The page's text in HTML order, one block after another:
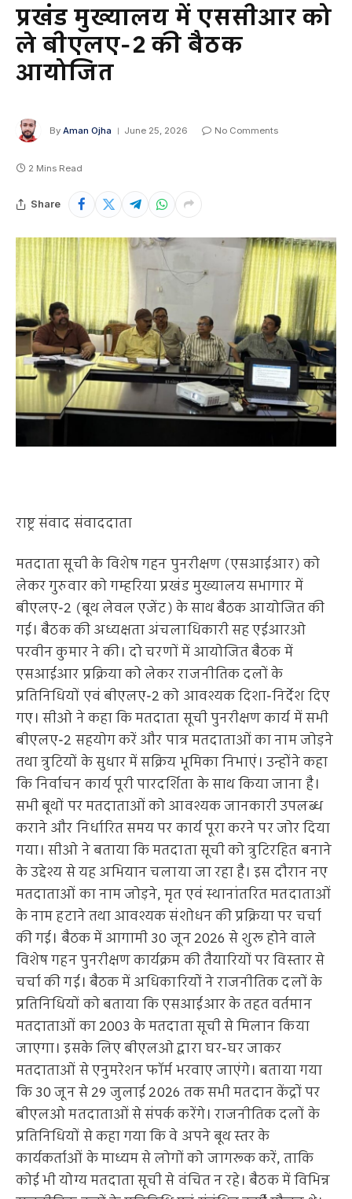
प्रखंड मुख्यालय में एससीआर को
ले बीएलए-2 की बैठक
आयोजित
By Aman Ojha June 25, 2026 No Comments
2 Mins Read
Share
राष्ट्र संवाद संवाददाता
मतदाता सूची के विशेष गहन पुनरीक्षण (एसआईआर) को
लेकर गुरुवार को गम्हरिया प्रखंड मुख्यालय सभागार में
बीएलए-2 (बूथ लेवल एजेंट) के साथ बैठक आयोजित की
गई। बैठक की अध्यक्षता अंचलाधिकारी सह एईआरओ
परवीन कुमार ने की। दो चरणों में आयोजित बैठक में
एसआईआर प्रक्रिया को लेकर राजनीतिक दलों के
प्रतिनिधियों एवं बीएलए-2 को आवश्यक दिशा-निर्देश दिए
गए। सीओ ने कहा कि मतदाता सूची पुनरीक्षण कार्य में सभी
बीएलए-2 सहयोग करें और पात्र मतदाताओं का नाम जोड़ने
तथा त्रुटियों के सुधार में सक्रिय भूमिका निभाएं। उन्होंने कहा
कि निर्वाचन कार्य पूरी पारदर्शिता के साथ किया जाना है।
सभी बूथों पर मतदाताओं को आवश्यक जानकारी उपलब्ध
कराने और निर्धारित समय पर कार्य पूरा करने पर जोर दिया
गया। सीओ ने बताया कि मतदाता सूची को त्रुटिरहित बनाने
के उद्देश्य से यह अभियान चलाया जा रहा है। इस दौरान नए
मतदाताओं का नाम जोड़ने, मृत एवं स्थानांतरित मतदाताओं
के नाम हटाने तथा आवश्यक संशोधन की प्रक्रिया पर चर्चा
की गई। बैठक में आगामी 30 जून 2026 से शुरू होने वाले
विशेष गहन पुनरीक्षण कार्यक्रम की तैयारियों पर विस्तार से
चर्चा की गई। बैठक में अधिकारियों ने राजनीतिक दलों के
प्रतिनिधियों को बताया कि एसआईआर के तहत वर्तमान
मतदाताओं का 2003 के मतदाता सूची से मिलान किया
जाएगा। इसके लिए बीएलओ द्वारा घर-घर जाकर
मतदाताओं से एनुमरेशन फॉर्म भरवाए जाएंगे। बताया गया
कि 30 जून से 29 जुलाई 2026 तक सभी मतदान केंद्रों पर
बीएलओ मतदाताओं से संपर्क करेंगे। राजनीतिक दलों के
प्रतिनिधियों से कहा गया कि वे अपने बूथ स्तर के
कार्यकर्ताओं के माध्यम से लोगों को जागरूक करें, ताकि
कोई भी योग्य मतदाता सूची से वंचित न रहे। बैठक में विभिन्न